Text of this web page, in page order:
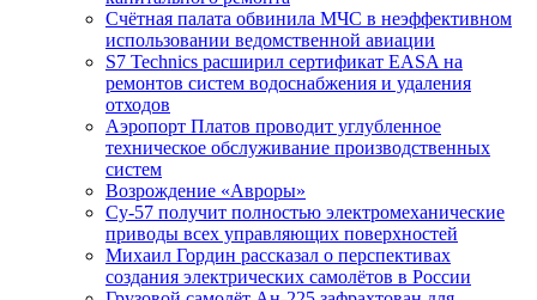
Счётная палата обвинила МЧС в неэффективном
использовании ведомственной авиации
S7 Technics расширил сертификат EASA на
ремонтов систем водоснабжения и удаления
отходов
Аэропорт Платов проводит углубленное
техническое обслуживание производственных
систем
Возрождение «Авроры»
Су-57 получит полностью электромеханические
приводы всех управляющих поверхностей
Михаил Гордин рассказал о перспективах
создания электрических самолётов в России